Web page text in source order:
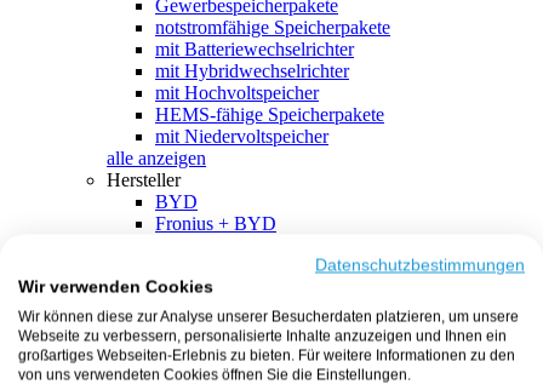
Gewerbespeicherpakete
notstromfähige Speicherpakete
mit Batteriewechselrichter
mit Hybridwechselrichter
mit Hochvoltspeicher
HEMS-fähige Speicherpakete
mit Niedervoltspeicher
alle anzeigen
Hersteller
BYD
Fronius + BYD
SMA + BYD
EcoFlow
EcoFlow + EcoFlow
FENECON
FENECON + FENECON
Datenschutzbestimmungen
Wir verwenden Cookies
Wir können diese zur Analyse unserer Besucherdaten platzieren, um unsere
Webseite zu verbessern, personalisierte Inhalte anzuzeigen und Ihnen ein
großartiges Webseiten-Erlebnis zu bieten. Für weitere Informationen zu den
von uns verwendeten Cookies öffnen Sie die Einstellungen.